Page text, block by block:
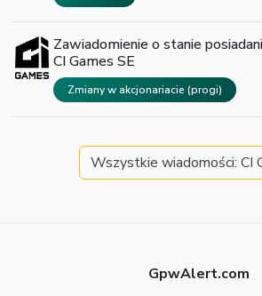
Zawiadomienie o stanie
CI Games SE
Zmiany w akcjonariacie (progi)
Wszystkie wiadomości: CI
GpwAlert.com